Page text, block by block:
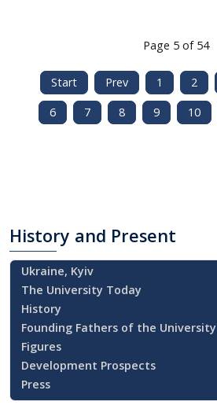
Page 5 of 54
Start Prev 1 2
6
7 8 9 10
History and Present
Ukraine, Kyiv
The University Today
History
Founding Fathers of the University
Figures
Development Prospects
Press